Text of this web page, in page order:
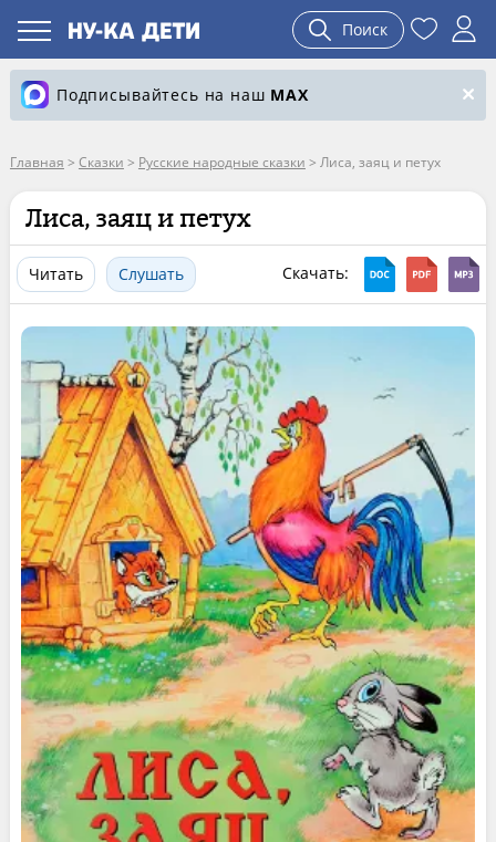
Поиск
Подписывайтесь на наш MAX
Главная > Сказки > Русские народные сказки > Лиса, заяц и петух
Лиса, заяц и петух
Читать Слушать Скачать: